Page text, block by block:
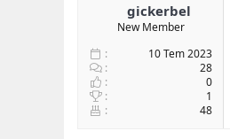
gickerbel
New Member
10 Tem 2023
28
0
1
48